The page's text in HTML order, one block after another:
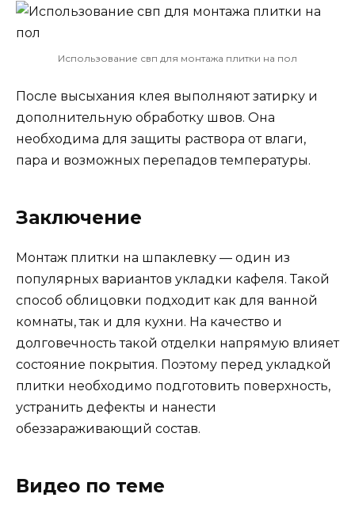
Использование свп для монтажа плитки на пол
После высыхания клея выполняют затирку и
дополнительную обработку швов. Она
необходима для защиты раствора от влаги,
пара и возможных перепадов температуры.
Заключение
Монтаж плитки на шпаклевку — один из
популярных вариантов укладки кафеля. Такой
способ облицовки подходит как для ванной
комнаты, так и для кухни. На качество и
долговечность такой отделки напрямую влияет
состояние покрытия. Поэтому перед укладкой
плитки необходимо подготовить поверхность,
устранить дефекты и нанести
обеззараживающий состав.
Видео по теме